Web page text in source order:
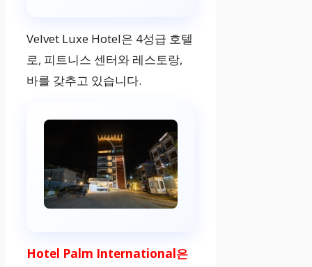
예약하기
Hotel Everest I
nn Pvt Ltd
2성급
토랑
Velvet Luxe Hotel은 4성급 호텔
로, 피트니스 센터와 레스토랑,
바를 갖추고 있습니다.
Hotel Palm International은